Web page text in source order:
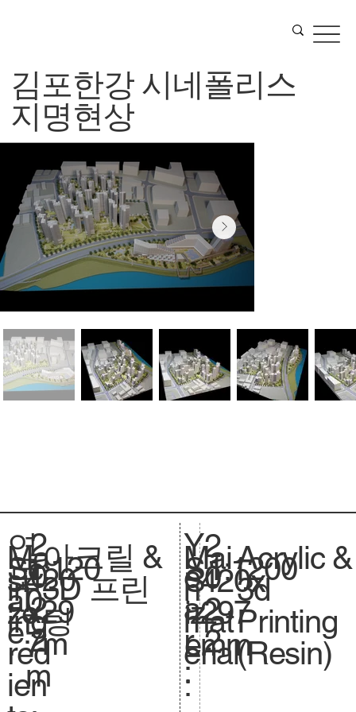
김포한강 시네폴리스
지명현상
연
도
:
2
0
2
2
Ma
in
ing
red
ien
Sc
al
e.
아크릴 &
3D 프린
팅
1:120
0
si
ze
.
420
x29
7m
m
Y
e
a
r
:
Mai
n
mat
erial
:
S
.
S
iz
e.
2
0
2
2
1:1200
420x
297
mm
Acrylic &
3d
Printing
(Resin)